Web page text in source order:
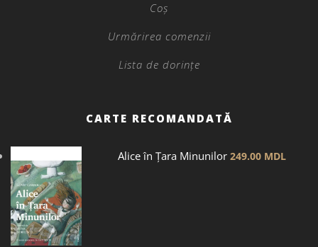
Coș
Urmărirea comenzii
Lista de dorințe
CARTE RECOMANDATĂ
Alice în Țara Minunilor 249.00 MDL